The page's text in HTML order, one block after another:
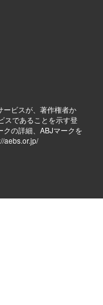
ービスが、著作権者か
スであることを示す登
の詳細、ABJマークを
aebs.or.jp/